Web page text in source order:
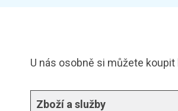
U nás osobně si můžete
Zboží a služby